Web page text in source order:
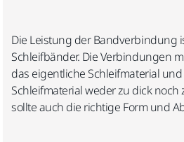
Die Leistung der Bandverbindung
Schleifbänder. Die Verbindungen
das eigentliche Schleifmaterial
Schleifmaterial weder zu dick noch
sollte auch die richtige Form und